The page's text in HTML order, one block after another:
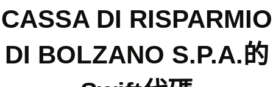
CASSA DI RISPARMIO
DI BOLZANO S.P.A.的